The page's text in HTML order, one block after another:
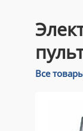
Все